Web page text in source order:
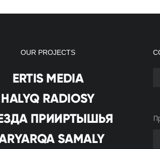
OUR PROJECTS